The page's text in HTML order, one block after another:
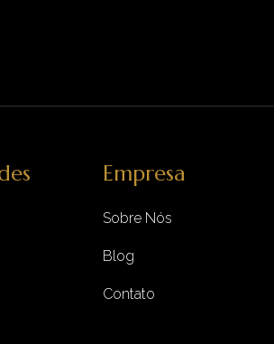
Empresa
Sobre Nós
Blog
Contato